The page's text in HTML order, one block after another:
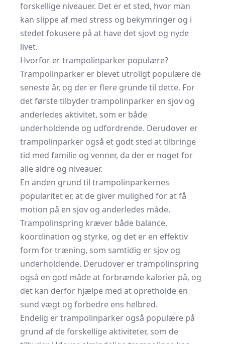
forskellige niveauer. Det er et sted, hvor man
kan slippe af med stress og bekymringer og i
stedet fokusere på at have det sjovt og nyde
livet.
Hvorfor er trampolinparker populære?
Trampolinparker er blevet utroligt populære de
seneste år, og der er flere grunde til dette. For
det første tilbyder trampolinparker en sjov og
anderledes aktivitet, som er både
underholdende og udfordrende. Derudover er
trampolinparker også et godt sted at tilbringe
tid med familie og venner, da der er noget for
alle aldre og niveauer.
En anden grund til trampolinparkernes
popularitet er, at de giver mulighed for at få
motion på en sjov og anderledes måde.
Trampolinspring kræver både balance,
koordination og styrke, og det er en effektiv
form for træning, som samtidig er sjov og
underholdende. Derudover er trampolinspring
også en god måde at forbrænde kalorier på, og
det kan derfor hjælpe med at opretholde en
sund vægt og forbedre ens helbred.
Endelig er trampolinparker også populære på
grund af de forskellige aktiviteter, som de